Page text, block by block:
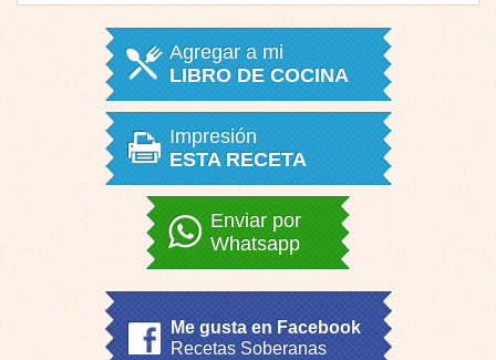
Agregar a mi
LIBRO DE COCINA
Impresión
ESTA RECETA
Enviar por
Whatsapp
Me gusta en Facebook
Recetas Soberanas